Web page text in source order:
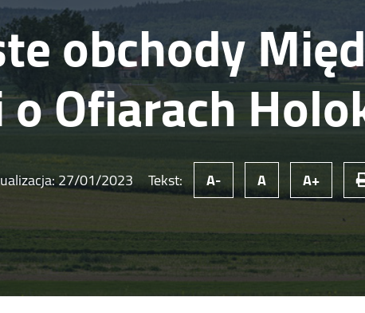
obchody
Ofiarach
27/01/2023 Tekst: A- A A+